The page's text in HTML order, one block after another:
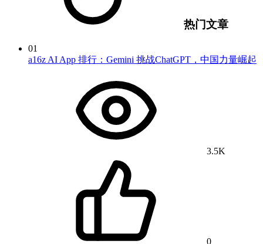
热门文章
01
a16z AI App 排行：Gemini 挑战ChatGPT，中国力量崛起
3.5K
0